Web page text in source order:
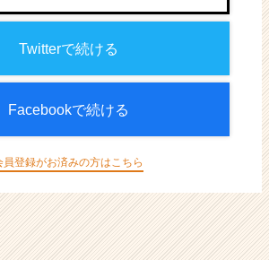
ト
ア
キ
リ
ア
Twitterで続ける
Facebookで続ける
員登録がお済みの方はこちら